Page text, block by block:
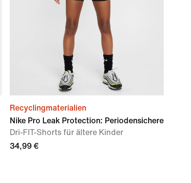
Recyclingmaterialien
Nike Pro Leak Protection: Periodensichere
Dri-FIT-Shorts für ältere Kinder
34,99 €